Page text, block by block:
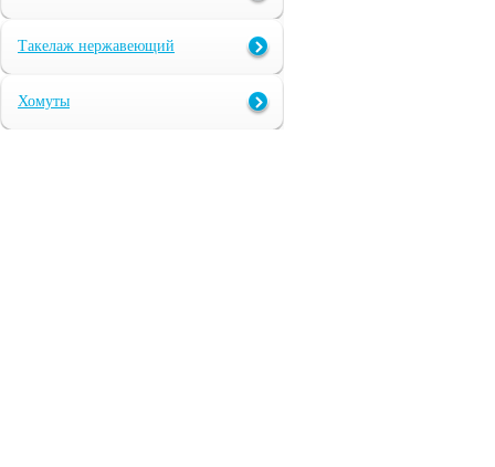
Такелаж нержавеющий
Хомуты